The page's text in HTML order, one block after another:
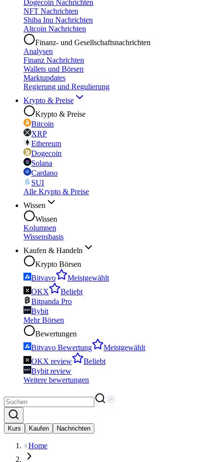
Dogecoin Nachrichten
NFT Nachrichten
Shiba Inu Nachrichten
Altcoin Nachrichten
Finanz- und Gesellschaftsnachrichten
Analysen
Finanz Nachrichten
Wallets und Börsen
Marktupdates
Regierung und Regulierung
Krypto & Preise
Krypto & Preise
Bitcoin
XRP
Ethereum
Dogecoin
Solana
Cardano
SUI
Alle Krypto & Preise
Wissen
Wissen
Kolumnen
Wissensbasis
Kaufen & Handeln
Krypto Börsen
Bitvavo
Meistgewählt
OKX
Beliebt
Bitpanda Pro
Bybit
Mehr Börsen
Bewertungen
Bitvavo Bewertung
Meistgewählt
OKX review
Beliebt
Bybit review
Weitere bewertungen
Kurs Kaufen Nachrichten
Home